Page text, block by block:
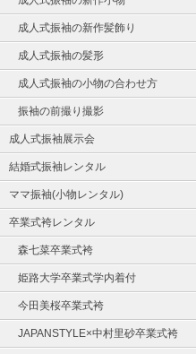
成人式振袖の新作髪飾り
成人式振袖の髪形
成人式振袖の小物の合わせ方
振袖の前撮り撮影
成人式振袖展示会
結婚式振袖レンタル
ママ振袖(小物レンタル)
卒業式袴レンタル
森七菜卒業式袴
姫路大学卒業式学内着付
今田美桜卒業式袴
JAPANSTYLE×中村里砂卒業式袴